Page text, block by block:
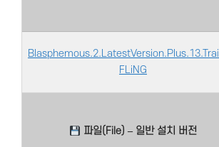
FLiNG
파일(File) – 일반 설치 버전